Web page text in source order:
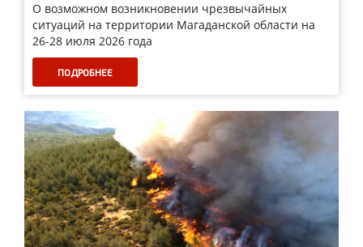
О возможном возникновении чрезвычайных
ситуаций на территории Магаданской области на
26-28 июля 2026 года
ПОДРОБНЕЕ